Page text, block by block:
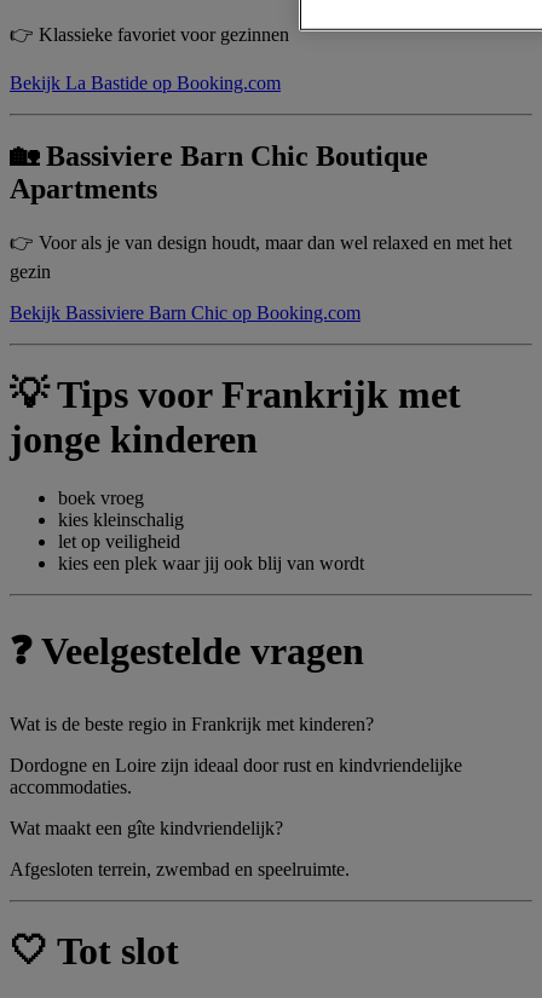
👉 Klassieke favoriet voor gezinnen
Bekijk La Bastide op Booking.com
🏡 Bassiviere Barn Chic Boutique
Apartments
👉 Voor als je van design houdt, maar dan wel relaxed en met het
gezin
Bekijk Bassiviere Barn Chic op Booking.com
💡 Tips voor Frankrijk met
jonge kinderen
boek vroeg
kies kleinschalig
let op veiligheid
kies een plek waar jij ook blij van wordt
❓ Veelgestelde vragen
Wat is de beste regio in Frankrijk met kinderen?
Dordogne en Loire zijn ideaal door rust en kindvriendelijke
accommodaties.
Wat maakt een gîte kindvriendelijk?
Afgesloten terrein, zwembad en speelruimte.
🤍 Tot slot